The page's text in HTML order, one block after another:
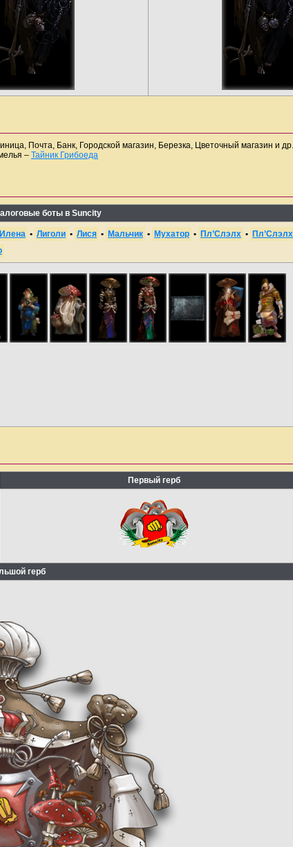
Почта, Банк, Городской магазин, Березка, Цветочный магазин и др.
– Тайник Грибоеда
боты в Suncity
Илена • Лиголи • Лися • Мальчик • Мухатор • Пл’Слэлх • Пл’Слэлх
Первый герб
герб